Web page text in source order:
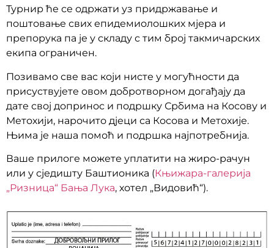
Турнир ће се одржати уз придржавање и
поштовање свих епидемиолошких мјера и
препорука па је у складу с тим број такмичарских
екипа ограничен.
Позивамо све вас који нисте у могућности да
присуствујете овом добротворном догађају да
дате свој допринос и подршку Србима на Косову и
Метохији, нарочито дјеци са Косова и Метохије.
Њима је наша помоћ и подршка најпотребнија.
Ваше прилоге можете уплатити на жиро-рачун
или у сједишту Баштионика (Књижара-галерија
„Ризница“ Бања Лука, хотел „Видовић“).